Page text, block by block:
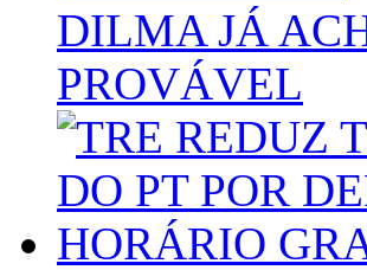
DILMA JÁ
PROVÁVEL